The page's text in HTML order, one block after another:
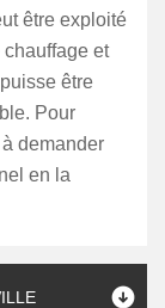
être exploité
et
être
Pour
à demander
en la